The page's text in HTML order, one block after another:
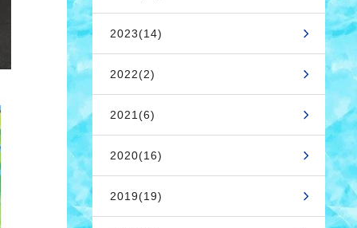
2023(14)
2022(2)
2021(6)
2020(16)
2019(19)